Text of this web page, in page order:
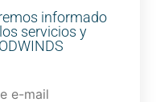
informado
servicios y